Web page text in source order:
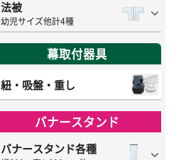
法被
幼児サイズ他計4種
幕取付器具
紐・吸盤・重し
バナースタンド
バナースタンド各種